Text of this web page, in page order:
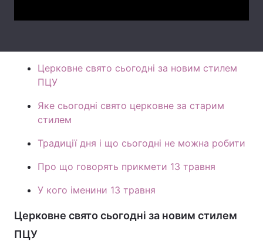
Тема оформлення
Церковне свято сьогодні за новим стилем
ПЦУ
Яке сьогодні свято церковне за старим
стилем
Традиції дня і що сьогодні не можна робити
Про що говорять прикмети 13 травня
У кого іменини 13 травня
Церковне свято сьогодні за новим стилем
ПЦУ